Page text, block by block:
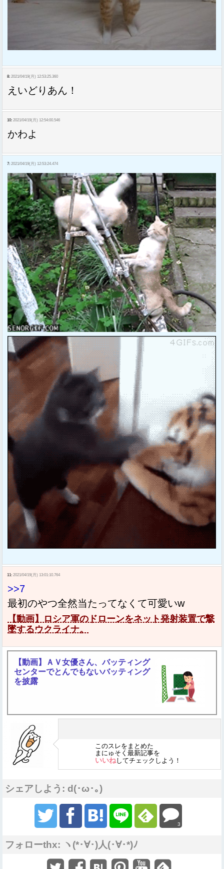
8: 2021/04/19(月) 12:53:25.360
えいどりあん！
10: 2021/04/19(月) 12:54:00.546
かわよ
7: 2021/04/19(月) 12:53:24.474
11: 2021/04/19(月) 13:01:10.764
>>7
最初のやつ全然当たってなくて可愛いw
【動画】ロシア軍のドローンをネット発射装置で撃
墜するウクライナ。
【動画】ＡＶ女優さん、バッティング
センターでとんでもないバッティング
を披露
このスレをまとめた
まにゅそく最新記事を
いいねしてチェックしよう！
シェアしよう: d(･ω･｡)
3
フォローthx: ヽ(*･∀･)人(･∀･*)ﾉ